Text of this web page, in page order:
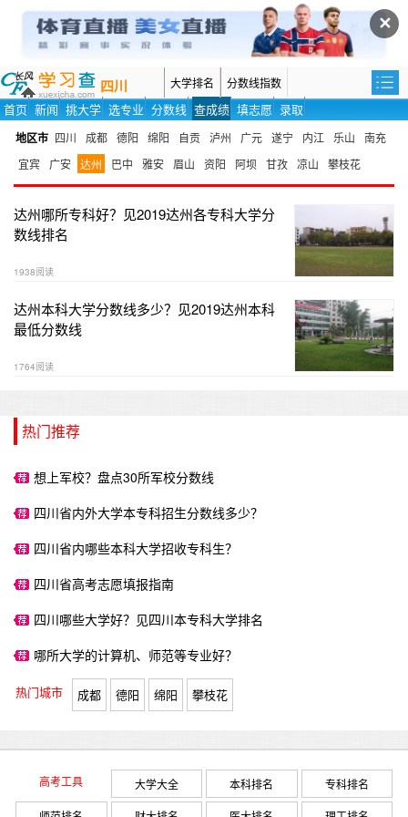
✕
四川 大学排名 分数线指数
首页 新闻 挑大学 选专业 分数线 查成绩 填志愿 录取
地区市 四川 成都 德阳 绵阳 自贡 泸州 广元 遂宁 内江 乐山
南充
宜宾
广安 达州 巴中 雅安 眉山 资阳 阿坝 甘孜 凉山 攀枝花
达州哪所专科好？见2019达州各专科大学分
数线排名
1938阅读
达州本科大学分数线多少？见2019达州本科
最低分数线
1764阅读
热门推荐
想上军校？盘点30所军校分数线
四川省内外大学本专科招生分数线多少？
四川省内哪些本科大学招收专科生？
四川省高考志愿填报指南
四川哪些大学好？见四川本专科大学排名
哪所大学的计算机、师范等专业好？
热门城市 成都 德阳 绵阳 攀枝花
高考工具 大学大全 本科排名 专科排名